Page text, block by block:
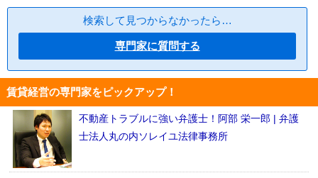
検索して見つからなかったら…
専門家に質問する
賃貸経営の専門家をピックアップ！
不動産トラブルに強い弁護士！阿部 栄一郎 | 弁護
士法人丸の内ソレイユ法律事務所